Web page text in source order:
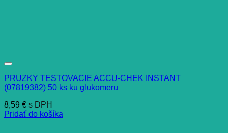
PRUZKY TESTOVACIE ACCU-CHEK INSTANT
(07819382) 50 ks ku glukomeru
8,59 € s DPH
Pridať do košíka